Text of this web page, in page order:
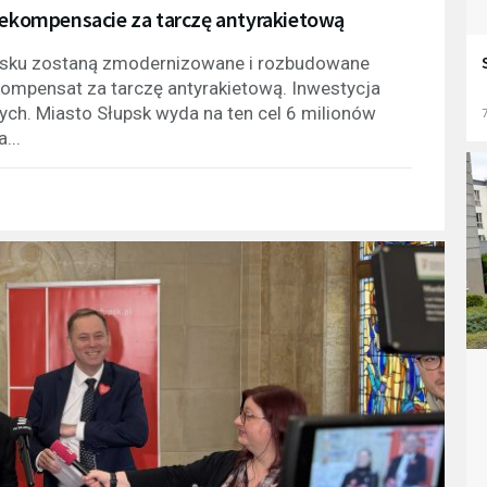
za tarczę antyrakietową
zostaną zmodernizowane i rozbudowane
za tarczę antyrakietową. Inwestycja
Miasto Słupsk wyda na ten cel 6 milionów